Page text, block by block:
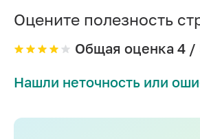
Оцените полезность
Общая оценка 4/
Нашли неточность или